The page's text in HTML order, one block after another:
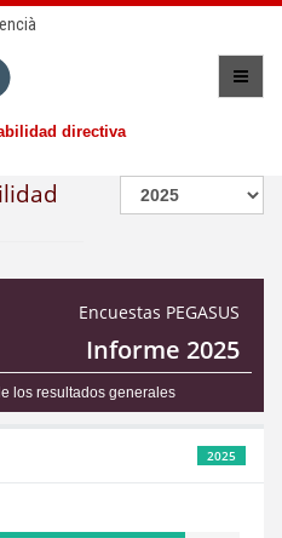
directiva
Encuestas PEGASUS
Informe 2025
los resultados generales
2025